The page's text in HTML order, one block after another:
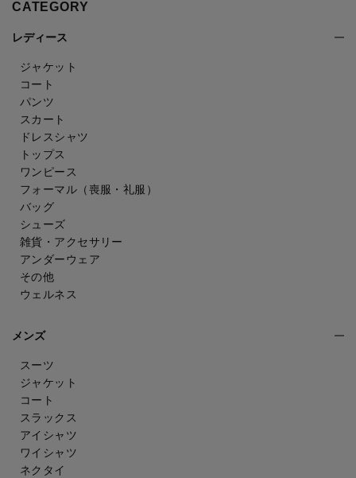
CATEGORY
レディース
ジャケット
コート
パンツ
スカート
ドレスシャツ
トップス
ワンピース
フォーマル（喪服・礼服）
バッグ
シューズ
雑貨・アクセサリー
アンダーウェア
その他
ウェルネス
メンズ
スーツ
ジャケット
コート
スラックス
アイシャツ
ワイシャツ
ネクタイ